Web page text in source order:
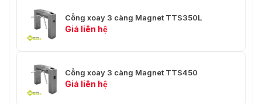
Cổng xoay 3 càng Magnet TTS350L
Giá liên hệ
Cổng xoay 3 càng Magnet TTS450
Giá liên hệ